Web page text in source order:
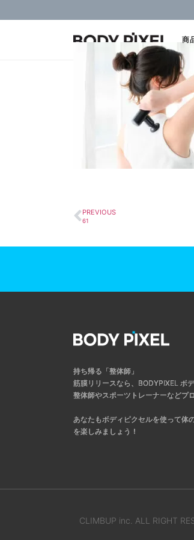
商
PREVIOUS
61
持ち帰る「整体師」
筋膜リリースなら、BODYPIXEL ボ
整体師やスポーツトレーナーなどプ
あなたもボディピクセルを使って体
を楽しみましょう！
CLIMBUP inc. ALL RIGHT